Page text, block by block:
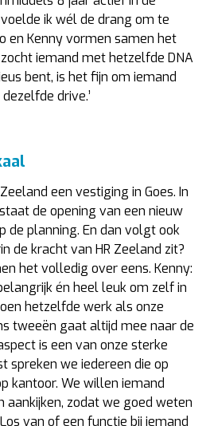
ik wél de drang om te
en Kenny vormen samen het
zocht iemand met hetzelfde DNA
bent, is het fijn om iemand
drive.’
een vestiging in Goes. In
de opening van een nieuw
de planning. En dan volgt ook
de kracht van HR Zeeland zit?
het volledig over eens. Kenny:
én heel leuk om zelf in
hetzelfde werk als onze
tweeën gaat altijd mee naar de
is een van onze sterke
spreken we iedereen die op
kantoor. We willen iemand
aankijken, zodat we goed weten
van of een functie bij iemand